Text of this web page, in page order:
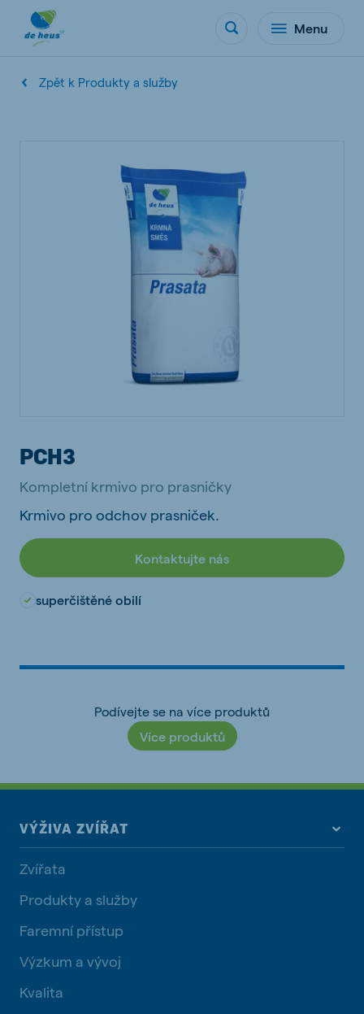
Menu
Zpět k Produkty a služby
PCH3
Kompletní krmivo pro prasničky
Krmivo pro odchov prasniček.
Kontaktujte nás
superčištěné obilí
Podívejte se na více produktů
Více produktů
VÝŽIVA ZVÍŘAT
Zvířata
Produkty a služby
Faremní přístup
Výzkum a vývoj
Kvalita